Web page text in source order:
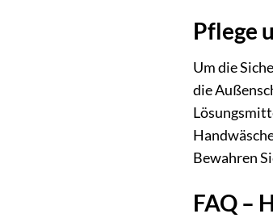
Pflege
Um die
die
Bewahren
FAQ –